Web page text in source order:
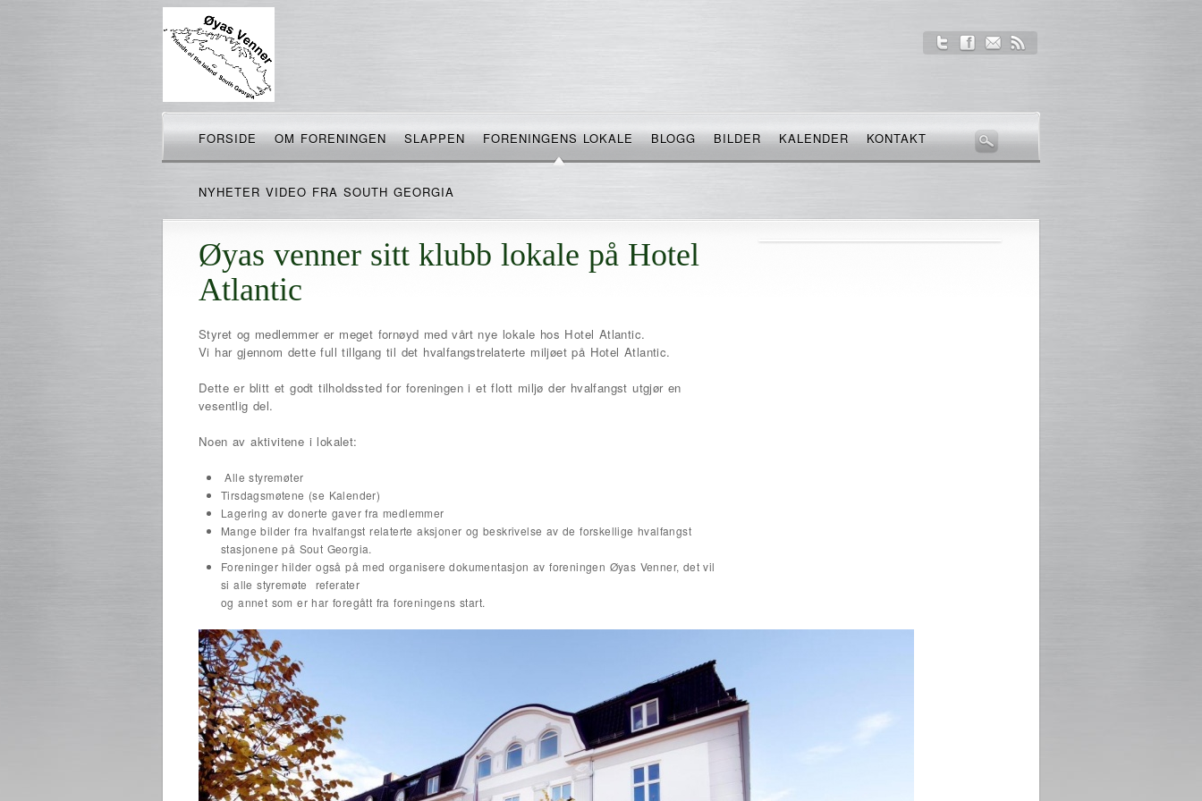
FORSIDE OM FORENINGEN SLAPPEN FORENINGENS LOKALE BLOGG BILDER KALENDER KONTAKT
NYHETER VIDEO FRA SOUTH GEORGIA
Øyas venner sitt klubb lokale på Hotel
Atlantic
Styret og medlemmer er meget fornøyd med vårt nye lokale hos Hotel Atlantic.
Vi har gjennom dette full tillgang til det hvalfangstrelaterte miljøet på Hotel Atlantic.
Dette er blitt et godt tilholdssted for foreningen i et flott miljø der hvalfangst utgjør en
vesentlig del.
Noen av aktivitene i lokalet:
Alle styremøter
Tirsdagsmøtene (se Kalender)
Lagering av donerte gaver fra medlemmer
Mange bilder fra hvalfangst relaterte aksjoner og beskrivelse av de forskellige hvalfangst
stasjonene på Sout Georgia.
Foreninger hilder også på med organisere dokumentasjon av foreningen Øyas Venner, det vil
si alle styremøte referater
og annet som er har foregått fra foreningens start.